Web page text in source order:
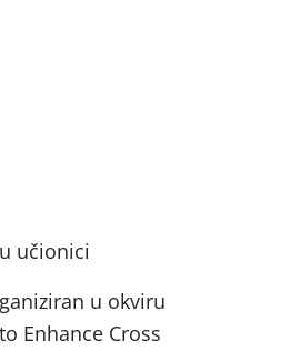
učionici
u okviru
Enhance Cross